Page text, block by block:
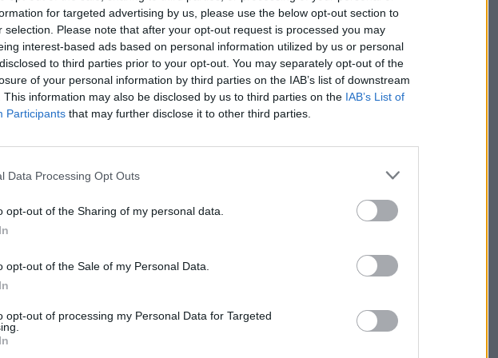
for targeted advertising by us, please use the below opt-out section to
selection. Please note that after your opt-out request is processed you may
interest-based ads based on personal information utilized by us or personal
to third parties prior to your opt-out. You may separately opt-out of the
of your personal information by third parties on the IAB’s list of downstream
This information may also be disclosed by us to third parties on the IAB’s List of
Participants that may further disclose it to other third parties.
Data Processing Opt Outs
opt-out of the Sharing of my personal data.
opt-out of the Sale of my Personal Data.
opt-out of processing my Personal Data for Targeted
Ludgera Selting ha spiegato che "migliaia
diritto non sono stati in grado di
proprio voto il giorno delle elezioni a
sono stati in grado di farlo in modo
in condizioni irragionevoli, o non sono
di farlo senza essere influenzati". In
i seggi, inoltre le cabine elettorali erano
o presentavano errori di stampa.
disastro per la precisione tedesca.
Pioggia di milioni pubblici